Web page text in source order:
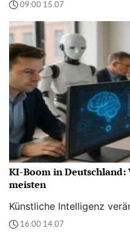
09:00 15.07
KI-Boom in Deutschland:
meisten
Künstliche Intelligenz
16:00 14.07